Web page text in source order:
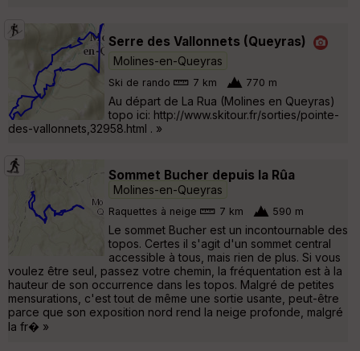
Serre des Vallonnets (Queyras)
Molines-en-Queyras
Ski de rando 7 km 770 m
Au départ de La Rua (Molines en Queyras)
topo ici: http://www.skitour.fr/sorties/pointe-
des-vallonnets,32958.html . »
Sommet Bucher depuis la Rûa
Molines-en-Queyras
Raquettes à neige 7 km 590 m
Le sommet Bucher est un incontournable des
topos. Certes il s'agit d'un sommet central
accessible à tous, mais rien de plus. Si vous
voulez être seul, passez votre chemin, la fréquentation est à la
hauteur de son occurrence dans les topos. Malgré de petites
mensurations, c'est tout de même une sortie usante, peut-être
parce que son exposition nord rend la neige profonde, malgré
la fr� »